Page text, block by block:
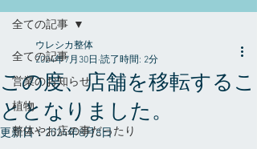
全ての記事
営業のお知らせ
植物
整体やお店の事だったり
全ての記事
この度、店舗を移転するこ
ととなりました。
ウレシカ整体
2024年7月30日 読了時間: 2分
更新日：2024年8月8日